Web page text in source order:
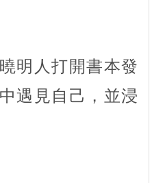
明人打開書本發
遇見自己，並浸